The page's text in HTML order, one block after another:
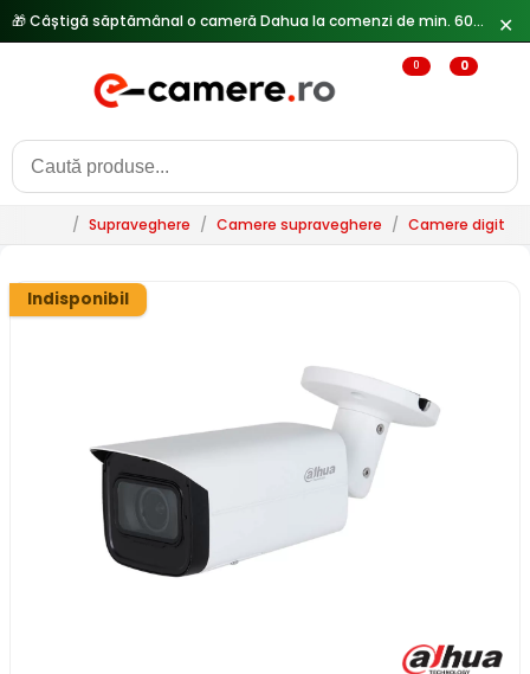
Reduceri de pana la 25% doar in luna iulie → Vezi ofertele ✕
0 0
/ Supraveghere / Camere supraveghere / Camere digitale
Indisponibil